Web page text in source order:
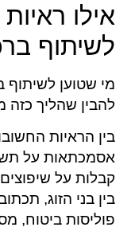
אילו
לשיתוף
מי שטוען לשיתוף
להבין שהליך כזה
בין הראיות
אסמכתאות על
קבלות על
בין בני הזוג,
פוליסות ביטוח,